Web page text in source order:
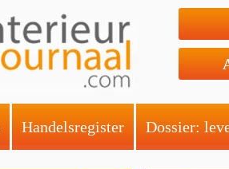
Handelsregister Dossier: